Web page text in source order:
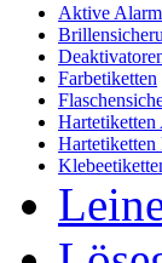
Aktive
Farbetiketten
Hartetiketten